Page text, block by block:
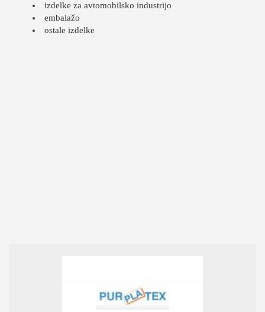
izdelke za avtomobilsko industrijo
embalažo
ostale izdelke